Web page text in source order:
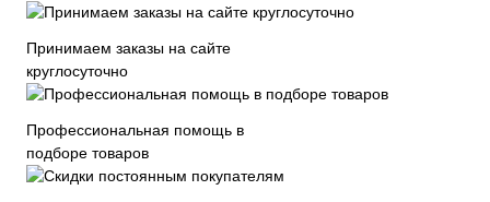
Принимаем заказы на сайте
круглосуточно
Профессиональная помощь в
подборе товаров